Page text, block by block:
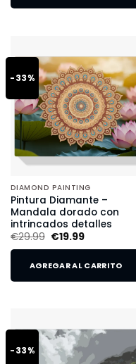
-33%
DIAMOND PAINTING
Pintura Diamante –
Mandala dorado con
intrincados detalles
€29.99 €19.99
AGREGAR AL CARRITO
-33%